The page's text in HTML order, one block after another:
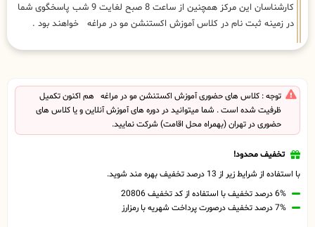
کارشناسان این مرکز همچنین از ساعت 8 صبح لغایت 9 شب پاسخگوی شما
در زمینه ثبت نام در کلاس آموزش اکستنشن مو در مراغه خواهند بود .
توجه : کلاس های حضوری آموزش اکستنشن مو در مراغه هم اکنون تکمیل
ظرفیت شده است . شما میتوانید در دوره های آموزش آنلاین و یا کلاس های
حضوری در تهران (بهمراه محل اقامت) شرکت نمایید.
تخفیف محدود!
با استفاده از شرایط زیر از 13 درصد تخفیف بهره مند شوید.
6% درصد تخفیف با استفاده از کد تخفیف 20806
7% درصد تخفیف درصورت پرداخت شهریه با رمزارز